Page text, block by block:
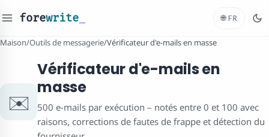
forewrite 🌐 FR
Maison/Outils de messagerie/Vérificateur d'e-mails en masse
✉️
Vérificateur d'e-mails en
masse
500 e-mails par exécution – notés entre 0 et 100 avec
raisons, corrections de fautes de frappe et détection du